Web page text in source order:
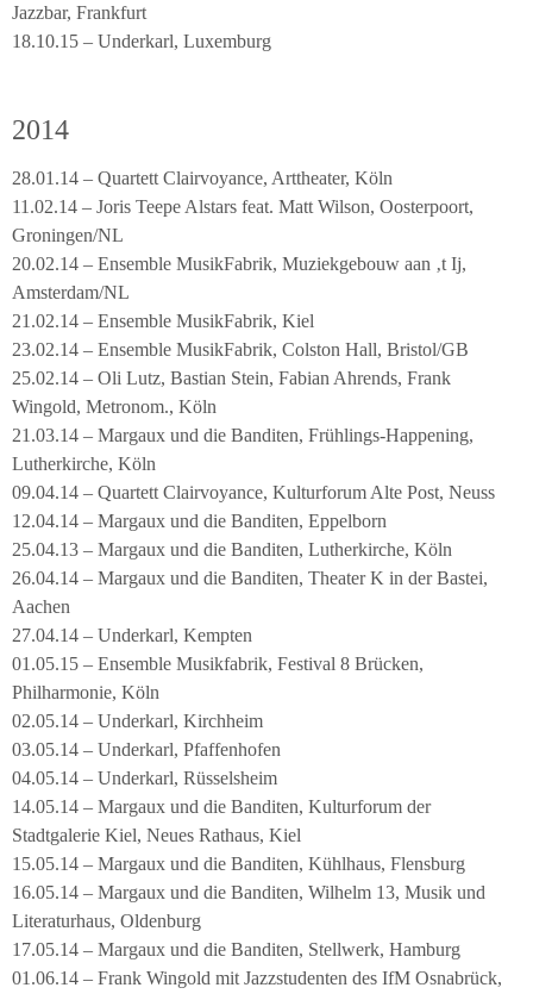
Jazzbar, Frankfurt
18.10.15 – Underkarl, Luxemburg
2014
28.01.14 – Quartett Clairvoyance, Arttheater, Köln
11.02.14 – Joris Teepe Alstars feat. Matt Wilson, Oosterpoort,
Groningen/NL
20.02.14 – Ensemble MusikFabrik, Muziekgebouw aan ‚t Ij,
Amsterdam/NL
21.02.14 – Ensemble MusikFabrik, Kiel
23.02.14 – Ensemble MusikFabrik, Colston Hall, Bristol/GB
25.02.14 – Oli Lutz, Bastian Stein, Fabian Ahrends, Frank
Wingold, Metronom., Köln
21.03.14 – Margaux und die Banditen, Frühlings-Happening,
Lutherkirche, Köln
09.04.14 – Quartett Clairvoyance, Kulturforum Alte Post, Neuss
12.04.14 – Margaux und die Banditen, Eppelborn
25.04.13 – Margaux und die Banditen, Lutherkirche, Köln
26.04.14 – Margaux und die Banditen, Theater K in der Bastei,
Aachen
27.04.14 – Underkarl, Kempten
01.05.15 – Ensemble Musikfabrik, Festival 8 Brücken,
Philharmonie, Köln
02.05.14 – Underkarl, Kirchheim
03.05.14 – Underkarl, Pfaffenhofen
04.05.14 – Underkarl, Rüsselsheim
14.05.14 – Margaux und die Banditen, Kulturforum der
Stadtgalerie Kiel, Neues Rathaus, Kiel
15.05.14 – Margaux und die Banditen, Kühlhaus, Flensburg
16.05.14 – Margaux und die Banditen, Wilhelm 13, Musik und
Literaturhaus, Oldenburg
17.05.14 – Margaux und die Banditen, Stellwerk, Hamburg
01.06.14 – Frank Wingold mit Jazzstudenten des IfM Osnabrück,